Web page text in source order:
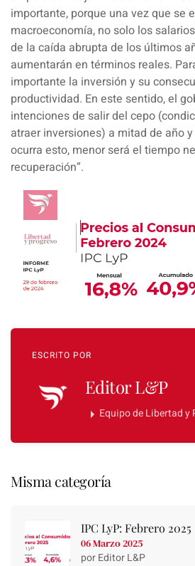
importante, porque una vez que se
macroeconomía, no solo los
de la caída abrupta de los últimos
aumentarán en términos reales.
importante la inversión y su
productividad. En este sentido, el
intenciones de salir del cepo
atraer inversiones) a mitad de año
ocurra esto, menor será el tiempo
recuperación”.
ESCRITO POR
Editor L&P
Equipo de Libertad y
Misma categoría
IPC LyP: Febrero 2025
06 Marzo 2025
por Editor L&P